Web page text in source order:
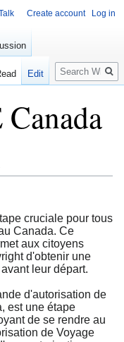
cruciale pour tous
Canada. Ce
aux citoyens
d'obtenir une
leur départ.
d'autorisation de
est une étape
de se rendre au
de Voyage
Create account Log in
Edit
Search